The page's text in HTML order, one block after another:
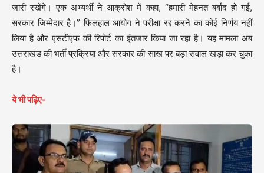
जारी रखेंगे। एक अभ्यर्थी ने आक्रोश में कहा, “हमारी मेहनत बर्बाद हो गई,
सरकार जिम्मेदार है।” फिलहाल आयोग ने परीक्षा रद्द करने का कोई निर्णय नहीं
लिया है और एसटीएफ की रिपोर्ट का इंतजार किया जा रहा है। यह मामला अब
उत्तराखंड की भर्ती प्रक्रिया और सरकार की साख पर बड़ा सवाल खड़ा कर चुका
है।
ये भी पढ़िए-